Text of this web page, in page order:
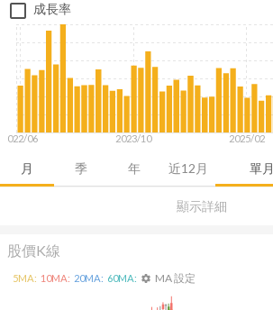
顯示詳細
月 季 年 近12月 單月
成長率
2022/06 2023/10 2025/02
股價K線
5MA: 10MA: 20MA: 60MA: settings MA 設定